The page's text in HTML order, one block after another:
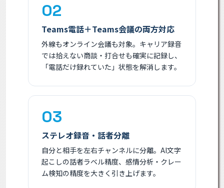
02
Teams電話＋Teams会議の両方対応
外線もオンライン会議も対象。キャリア録音
では拾えない商談・打合せも確実に記録し、
「電話だけ録れていた」状態を解消します。
03
ステレオ録音・話者分離
自分と相手を左右チャンネルに分離。AI文字
起こしの話者ラベル精度、感情分析・クレー
ム検知の精度を大きく引き上げます。